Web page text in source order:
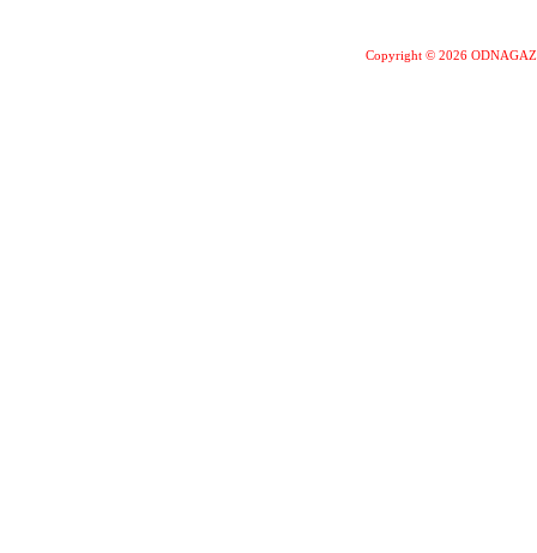
Copyright © 2026